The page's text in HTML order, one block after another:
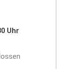
Uhr